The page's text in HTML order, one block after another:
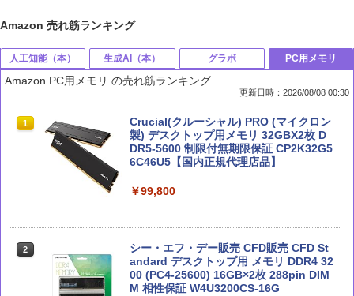
Amazon 売れ筋ランキング
人工知能（本）
1
部下としてのAI 世界一流エンジニアの
進化術
￥1,870
定（ジェネラリスト）公式テキスト 第3
版 (EXAMPRESS)
￥3,080
生成AI（本）
1
Claude 最強のAI自動化術 (AI仕事術シリ
ーズ)
￥2,640
（できるビジネス）
￥2,200
グラボ
1
MSI GeForce RTX 5070 12G VENTUS 2
X OC グラフィックスボード VD9071
￥114,800
載 グラフィックボード 16GB デュアル
ファン 【国内正規品】 RD-RX9060XT-E
16GB/DF
PC用メモリ
Amazon PC用メモリ の売れ筋ランキング
更新日時：2026/08/08 00:30
1
Crucial(クルーシャル) PRO (マイクロン
製) デスクトップ用メモリ 32GBX2枚 D
DR5-5600 制限付無期限保証 CP2K32G5
6C46U5【国内正規代理店品】
￥99,800
2
シー・エフ・デー販売 CFD販売 CFD St
andard デスクトップ用 メモリ DDR4 32
00 (PC4-25600) 16GB×2枚 288pin DIM
M 相性保証 W4U3200CS-16G